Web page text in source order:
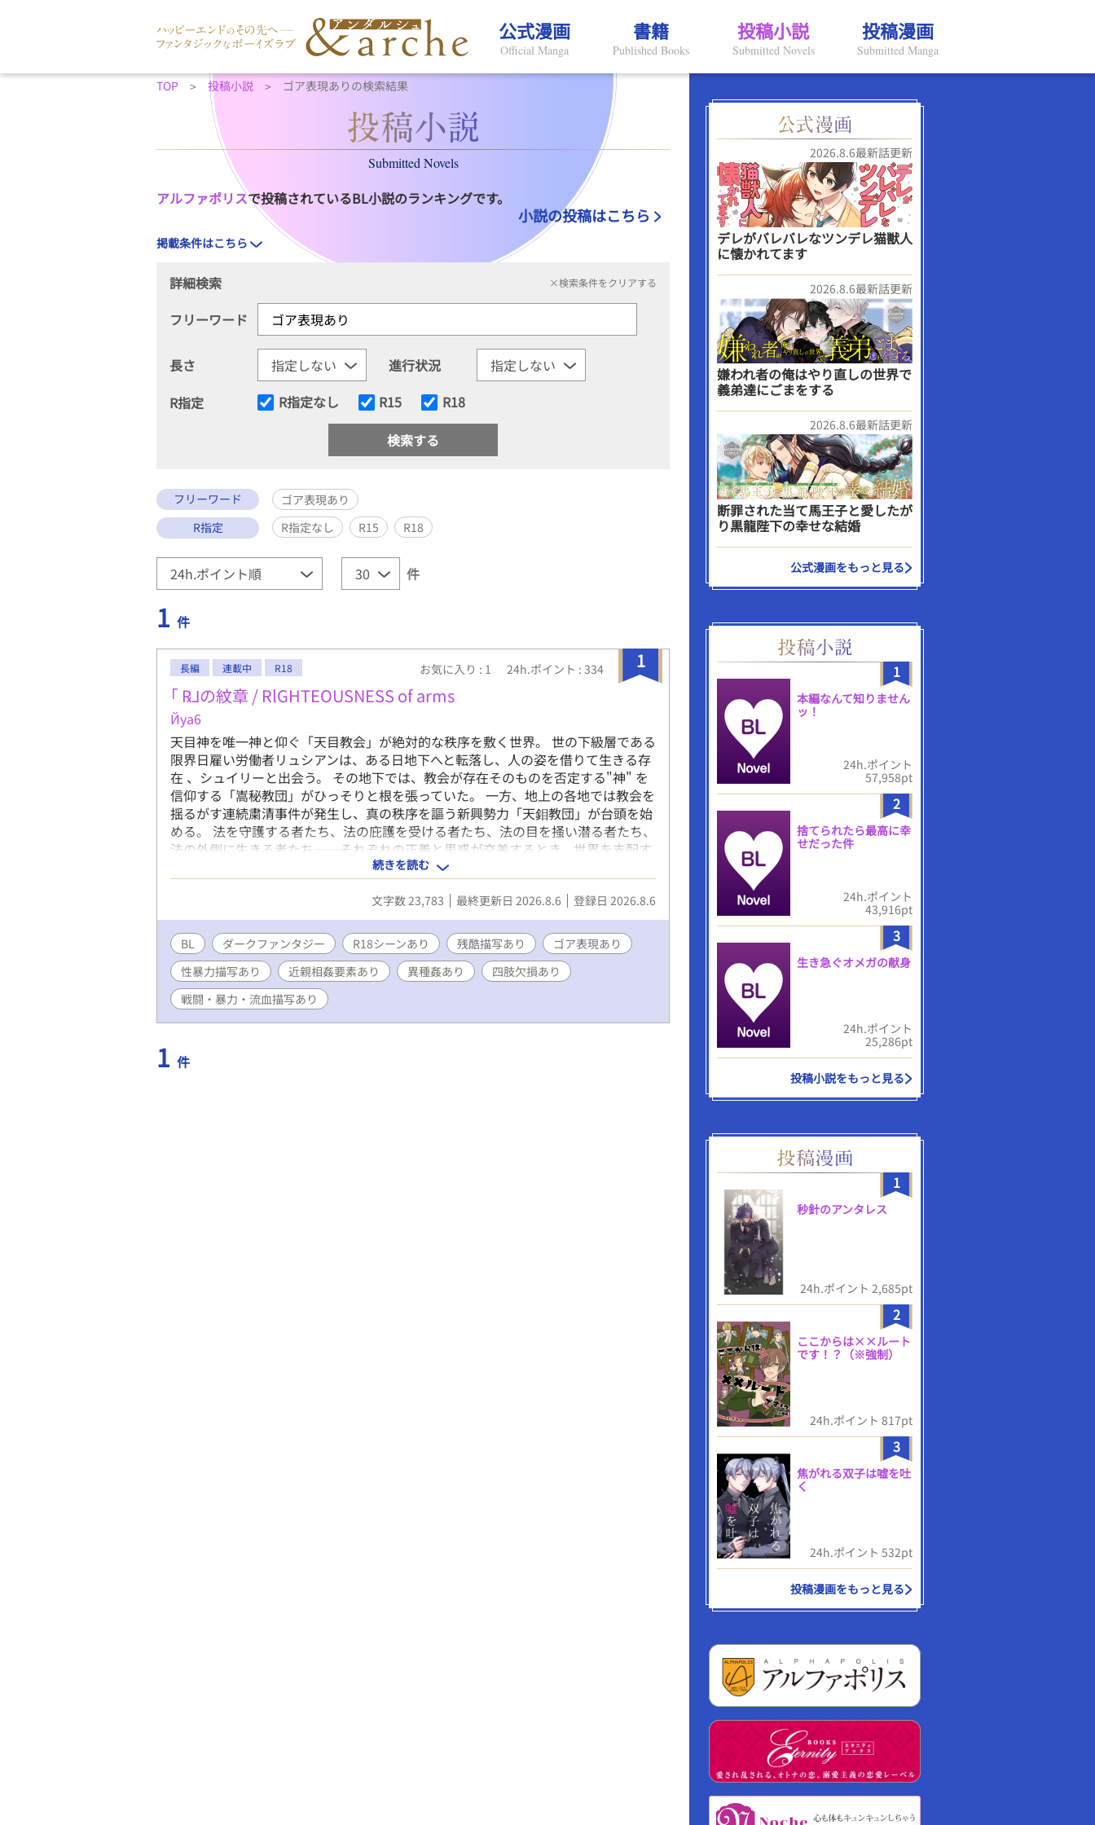
公式漫画
Official Manga
書籍
Published Books
投稿小説
Submitted Novels
投稿漫画
Submitted Manga
TOP 投稿小説 ゴア表現ありの検索結果
Submitted Novels
アルファポリスで投稿されているBL小説のランキングです。
小説の投稿はこちら
掲載条件はこちら
詳細検索 ×検索条件をクリアする
フリーワード
長さ
進行状況
R指定
R指定なし R15 R18
フリーワード
ゴア表現あり
R指定
R指定なし R15 R18
件
1 件
1
長編 連載中 R18 お気に入り : 1 24h.ポイント : 334
｢ ℞⅃の紋章 / RlGHTEOUSNESS of arms
Йya6
天目神を唯一神と仰ぐ「天目教会」が絶対的な秩序を敷く世界。 世の下級層である
限界日雇い労働者リュシアンは、ある日地下へと転落し、人の姿を借りて生きる存
在 、シュイリーと出会う。 その地下では、教会が存在そのものを否定する"神" を
信仰する「嵩秘教団」がひっそりと根を張っていた。 一方、地上の各地では教会を
揺るがす連続粛清事件が発生し、真の秩序を謳う新興勢力「天鉬教団」が台頭を始
める。 法を守護する者たち、法の庇護を受ける者たち、法の目を掻い潜る者たち、
法の外側に生きる者たち──それぞれの正義と思惑が交差するとき、世界を支配す
る秩序の真実が明らかになっていく スチームパンク・ダークファンタジー群像劇
※本作には暴力・流血・人体欠損・ゴア表現・性的暴行・近親相姦・異種間性愛な
ど、人によって不快と感じられる表現が含まれます。 各自、防御力を高めてお読み
ください。 ※男性同士の関係性を中心に描くBL作品です。ただし、戦闘・政治・
世界観描写を含む群像劇のため、女性キャラクターを含む多数の人物が登場しま
す。
続きを読む
文字数 23,783 最終更新日 2026.8.6 登録日 2026.8.6
BL ダークファンタジー R18シーンあり 残酷描写あり
ゴア表現あり
性暴力描写あり
近親相姦要素あり 異種姦あり
四肢欠損あり
戦闘・暴力・流血描写あり
1 件
2026.8.6最新話更新
デレがバレバレなツンデレ猫獣人
に懐かれてます
2026.8.6最新話更新
嫌われ者の俺はやり直しの世界で
義弟達にごまをする
2026.8.6最新話更新
断罪された当て馬王子と愛したが
り黒龍陛下の幸せな結婚
公式漫画をもっと見る
1
本編なんて知りません
ッ！
24h.ポイント
57,958pt
2
捨てられたら最高に幸
せだった件
24h.ポイント
43,916pt
3
生き急ぐオメガの献身
24h.ポイント
25,286pt
投稿小説をもっと見る
1
秒針のアンタレス
24h.ポイント 2,685pt
2
ここからは××ルート
です！？（※強制）
24h.ポイント 817pt
3
焦がれる双子は嘘を吐
く
24h.ポイント 532pt
投稿漫画をもっと見る